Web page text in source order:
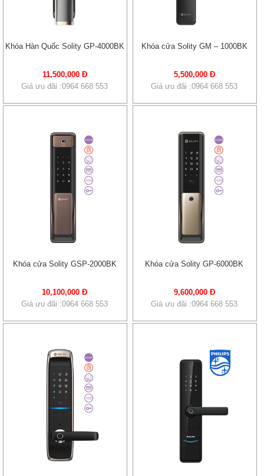
Khóa Hàn Quốc Solity GP-4000BK
11,500,000 Đ
Giá ưu đãi :0964 668 553
Khóa cửa Solity GM – 1000BK
5,500,000 Đ
Giá ưu đãi :0964 668 553
Khóa cửa Solity GSP-2000BK
10,100,000 Đ
Giá ưu đãi :0964 668 553
Khóa cửa Solity GP-6000BK
9,600,000 Đ
Giá ưu đãi :0964 668 553